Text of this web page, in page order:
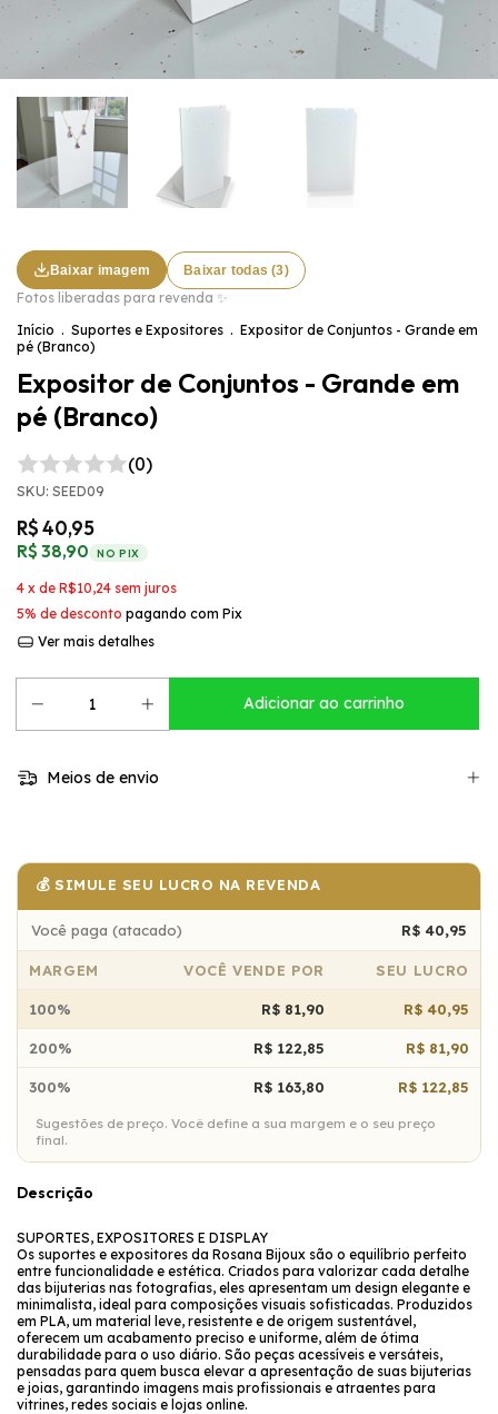
Baixar imagem Baixar todas (3)
Fotos liberadas para revenda ✨
Início . Suportes e Expositores . Expositor de Conjuntos - Grande em
pé (Branco)
Expositor de Conjuntos - Grande em
pé (Branco)
(0)
SKU: SEED09
R$ 40,95
R$ 38,90 NO PIX
4 x de R$10,24 sem juros
5% de desconto pagando com Pix
Ver mais detalhes
Meios de envio
💰 SIMULE SEU LUCRO NA REVENDA
Você paga (atacado) R$ 40,95
MARGEM VOCÊ VENDE POR SEU LUCRO
100% R$ 81,90 R$ 40,95
200% R$ 122,85 R$ 81,90
300% R$ 163,80 R$ 122,85
Sugestões de preço. Você define a sua margem e o seu preço
final.
Descrição
SUPORTES, EXPOSITORES E DISPLAY
Os suportes e expositores da Rosana Bijoux são o equilíbrio perfeito
entre funcionalidade e estética. Criados para valorizar cada detalhe
das bijuterias nas fotografias, eles apresentam um design elegante e
minimalista, ideal para composições visuais sofisticadas. Produzidos
em PLA, um material leve, resistente e de origem sustentável,
oferecem um acabamento preciso e uniforme, além de ótima
durabilidade para o uso diário. São peças acessíveis e versáteis,
pensadas para quem busca elevar a apresentação de suas bijuterias
e joias, garantindo imagens mais profissionais e atraentes para
vitrines, redes sociais e lojas online.